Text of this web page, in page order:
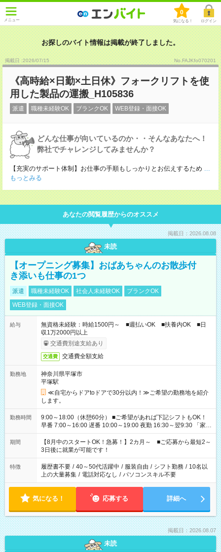
メニュー
0
気になる！ ログイン
お探しのバイト情報は掲載が終了しました。
掲載日 :2026/07/15 No.FAJKfo070201
《高時給×日勤×土日休》フォークリフトを使
用した製品の運搬_H105836
派遣 職種未経験OK ブランクOK WEB登録・面接OK
どんな仕事が向いているのか・・そんなあなたへ！
弊社でチャレンジしてみませんか？
【充実のサポート体制】お仕事の手順もしっかりとお伝えするため ...
もっとみる
あなたの閲覧履歴からのオススメ
掲載日：2026.08.08
未読
【オープニング募集】おばあちゃんのお散歩付
き添いも仕事の1つ
派遣 職種未経験OK 社会人未経験OK
ブランクOK
WEB登録・面接OK
給与
無資格未経験：時給1500円～ ■週払いOK ■扶養内OK ■日
収1万2000円以上
交通費別途支給あり
交通費 交通費全額支給
勤務地
神奈川県平塚市
平塚駅
≪自宅からドアtoドアで30分以内！≫ご希望の勤務地を紹介
します。
勤務時間
9:00～18:00（休憩60分） ■ご希望があれば下記シフトもOK！
早番 7:00～16:00 遅番 10:00～19:00 夜勤 16:30～翌9:30 「家族
と休みを合わせたい」 「余裕を持って夕飯の準備がしたい」
「できれば残業はしたくない」 など、ご希望を教えてください
ね。 ※Wワーク希望の方へ 今ご覧のお仕事で希望する勤務時間
と、もう1つのお仕事の勤務時間。 合計で週40時間を超える場
合は応募できません。
期間
【8月中のスタートOK！急募！】2カ月～ ■ご応募から最短2～
3日後に就業が可能です！
特徴 履歴書不要 / 40～50代活躍中 / 服装自由 / シフト勤務 / 10名以
上の大量募集 / 電話対応なし / パソコンスキル不要
気になる！ 応募する 詳細へ
掲載日：2026.08.07
未読